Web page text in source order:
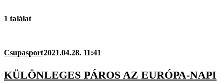
1 találat
Csupasport2021.04.28. 11:41
KÜLÖNLEGES PÁROS AZ EURÓPA-NAPI